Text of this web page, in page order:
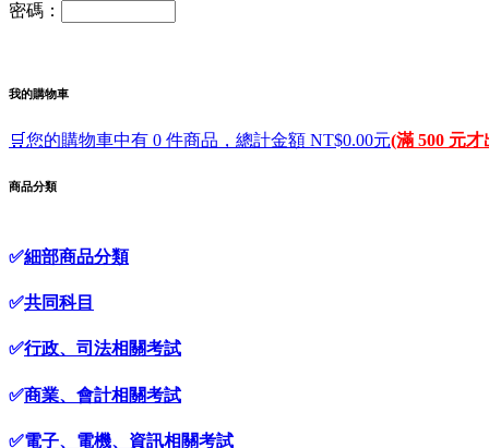
密碼：
我的購物車
🛒您的購物車中有 0 件商品，總計金額 NT$0.00元(滿 500 元才
商品分類
✅細部商品分類
✅共同科目
✅行政、司法相關考試
✅商業、會計相關考試
✅電子、電機、資訊相關考試